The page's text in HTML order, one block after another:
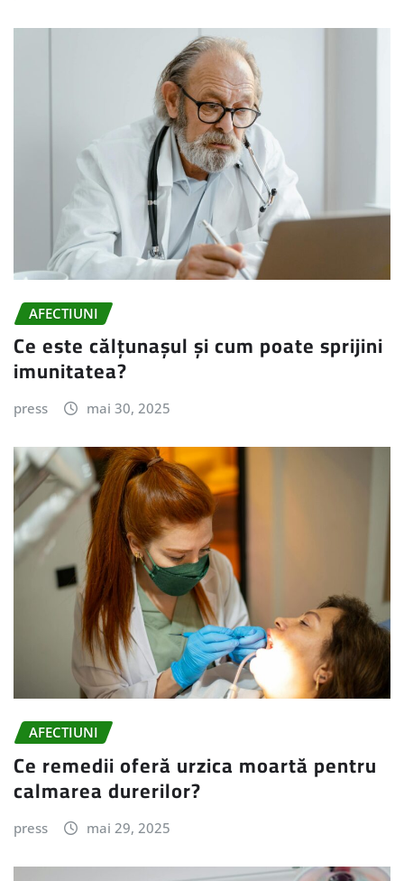
AFECTIUNI
Ce este călțunașul și cum poate sprijini
imunitatea?
press mai 30, 2025
AFECTIUNI
Ce remedii oferă urzica moartă pentru
calmarea durerilor?
press mai 29, 2025